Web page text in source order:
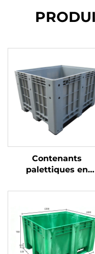
Contenants
palettiques en
pour une